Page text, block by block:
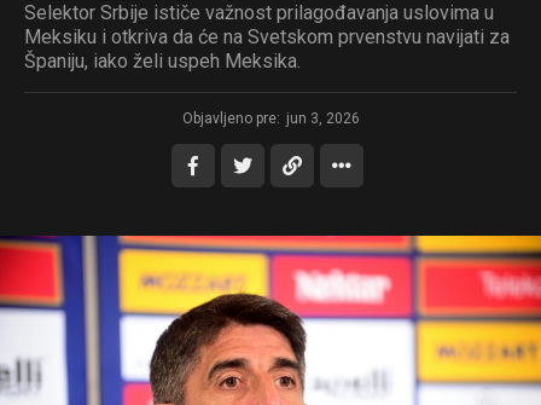
Selektor Srbije ističe važnost prilagođavanja uslovima u
Meksiku i otkriva da će na Svetskom prvenstvu navijati za
Španiju, iako želi uspeh Meksika.
Objavljeno pre: jun 3, 2026